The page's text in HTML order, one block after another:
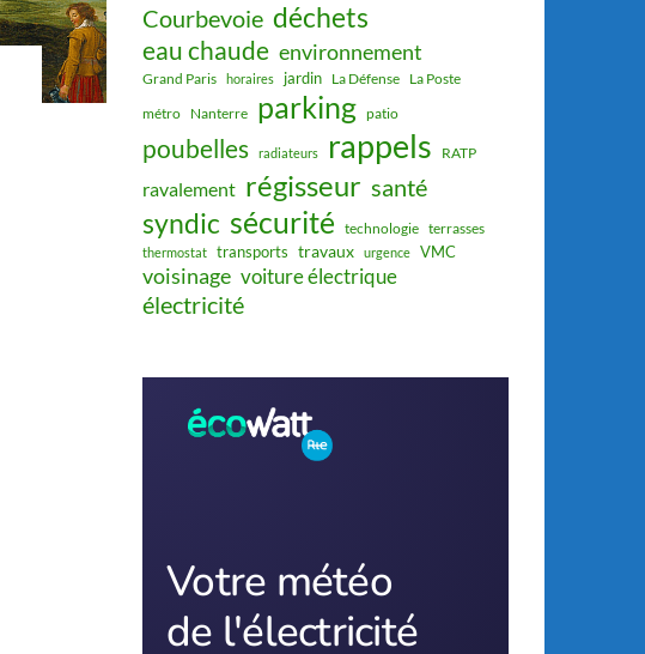
Courbevoie déchets
eau chaude environnement
Grand Paris horaires jardin La Défense La Poste
métro Nanterre parking patio
poubelles radiateurs rappels RATP
ravalement régisseur santé
syndic sécurité technologie terrasses
thermostat transports travaux urgence VMC
voisinage voiture électrique
électricité